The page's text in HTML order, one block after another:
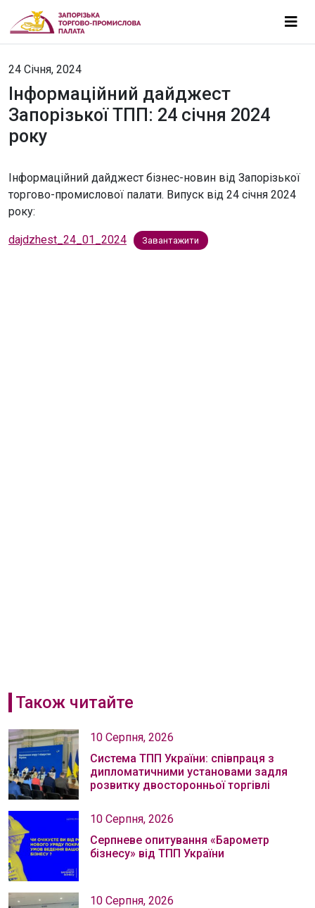
24 Січня, 2024
Інформаційний дайджест
Запорізької ТПП: 24 січня 2024
року
Інформаційний дайджест бізнес-новин від Запорізької
торгово-промислової палати. Випуск від 24 січня 2024
року:
dajdzhest_24_01_2024 Завантажити
Також читайте
10 Серпня, 2026
Система ТПП України: співпраця з
дипломатичними установами задля
розвитку двосторонньої торгівлі
10 Серпня, 2026
Серпневе опитування «Барометр
бізнесу» від ТПП України
10 Серпня, 2026